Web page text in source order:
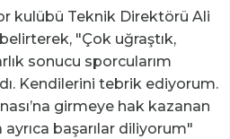
kulübü Teknik Direktörü Ali
belirterek, "Çok uğraştık,
sonucu sporcularım
Kendilerini tebrik ediyorum.
girmeye hak kazanan
başarılar diliyorum"